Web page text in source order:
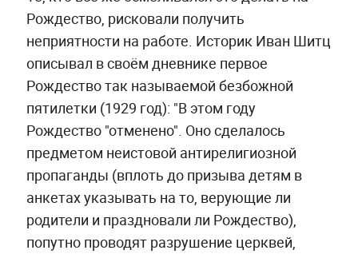
Рождество, рисковали получить
неприятности на работе. Историк Иван Шитц
описывал в своём дневнике первое
Рождество так называемой безбожной
пятилетки (1929 год): "В этом году
Рождество "отменено". Оно сделалось
предметом неистовой антирелигиозной
пропаганды (вплоть до призыва детям в
анкетах указывать на то, верующие ли
родители и праздновали ли Рождество),
попутно проводят разрушение церквей,